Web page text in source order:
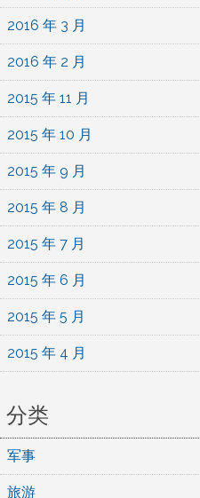
2016 年 3 月
2016 年 2 月
2015 年 11 月
2015 年 10 月
2015 年 9 月
2015 年 8 月
2015 年 7 月
2015 年 6 月
2015 年 5 月
2015 年 4 月
分类
军事
旅游